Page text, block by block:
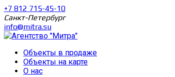
+7 812 715-45-10
Санкт-Петербург
info@mitra.su
Объекты в продаже
Объекты на карте
О нас